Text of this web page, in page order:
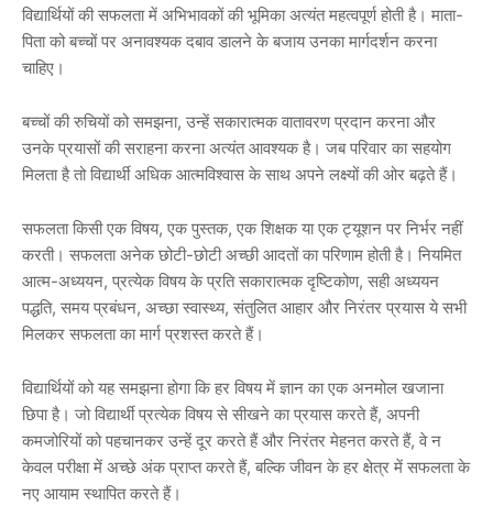
विद्यार्थियों की सफलता में अभिभावकों की भूमिका अत्यंत महत्वपूर्ण होती है। माता-
पिता को बच्चों पर अनावश्यक दबाव डालने के बजाय उनका मार्गदर्शन करना
चाहिए।
बच्चों की रुचियों को समझना, उन्हें सकारात्मक वातावरण प्रदान करना और
उनके प्रयासों की सराहना करना अत्यंत आवश्यक है। जब परिवार का सहयोग
मिलता है तो विद्यार्थी अधिक आत्मविश्वास के साथ अपने लक्ष्यों की ओर बढ़ते हैं।
सफलता किसी एक विषय, एक पुस्तक, एक शिक्षक या एक ट्यूशन पर निर्भर नहीं
करती। सफलता अनेक छोटी-छोटी अच्छी आदतों का परिणाम होती है। नियमित
आत्म-अध्ययन, प्रत्येक विषय के प्रति सकारात्मक दृष्टिकोण, सही अध्ययन
पद्धति, समय प्रबंधन, अच्छा स्वास्थ्य, संतुलित आहार और निरंतर प्रयास ये सभी
मिलकर सफलता का मार्ग प्रशस्त करते हैं।
विद्यार्थियों को यह समझना होगा कि हर विषय में ज्ञान का एक अनमोल खजाना
छिपा है। जो विद्यार्थी प्रत्येक विषय से सीखने का प्रयास करते हैं, अपनी
कमजोरियों को पहचानकर उन्हें दूर करते हैं और निरंतर मेहनत करते हैं, वे न
केवल परीक्षा में अच्छे अंक प्राप्त करते हैं, बल्कि जीवन के हर क्षेत्र में सफलता के
नए आयाम स्थापित करते हैं।